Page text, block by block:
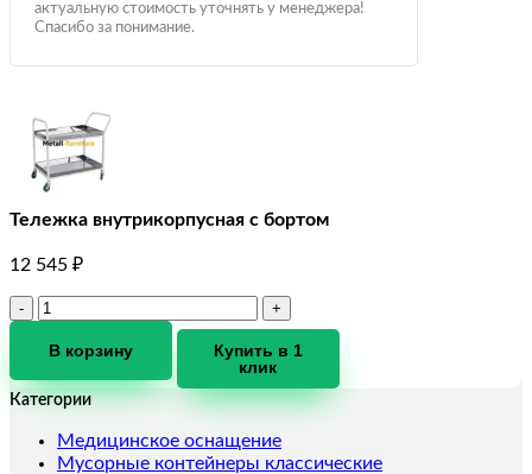
актуальную стоимость уточнять у менеджера!
Спасибо за понимание.
Тележка внутрикорпусная с бортом
12 545 ₽
Количество
Тележка
внутрикорпусная
с
В корзину
Купить в 1
клик
Категории
Медицинское оснащение
Мусорные контейнеры классические